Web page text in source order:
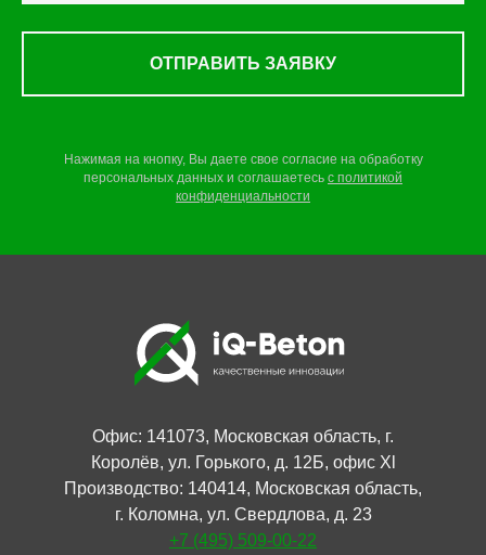
ОТПРАВИТЬ ЗАЯВКУ
Нажимая на кнопку, Вы даете свое согласие на обработку
персональных данных и соглашаетесь c политикой
конфиденциальности
Офис: 141073, Московская область, г.
Королёв, ул. Горького, д. 12Б, офис Xl
Производство: 140414, Московская область,
г. Коломна, ул. Свердлова, д. 23
+7 (495) 509-00-22